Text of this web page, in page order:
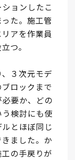
ョンしたこ
た。施工管
アを作業員
つ。
３次元モデ
ロックまで
要か、どの
検討にも使
とほぼ同じ
ました。か
の手戻りが